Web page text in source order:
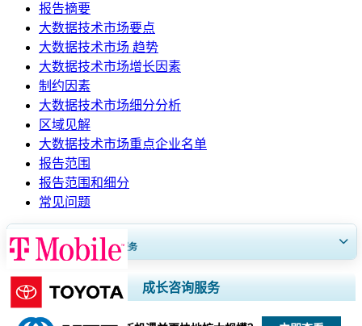
报告摘要
大数据技术市场要点
大数据技术市场 趋势
大数据技术市场增长因素
制约因素
大数据技术市场细分分析
区域见解
大数据技术市场重点企业名单
报告范围
报告范围和细分
常见问题
获得30至60小时免费定制服务
扩大区域和国家覆盖范围， 细分市场分析， 公司简介， 竞争基准分析，
以及最终用户洞察。
成长咨询服务